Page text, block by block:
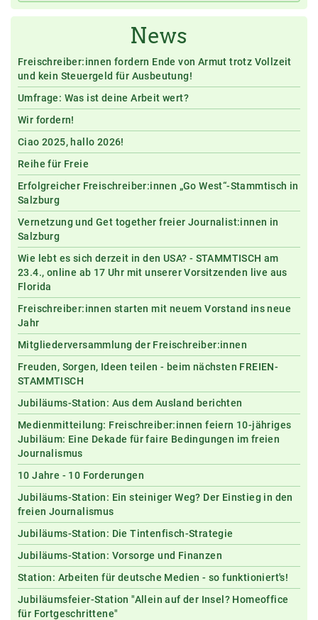
News
Freischreiber:innen fordern Ende von Armut trotz Vollzeit
und kein Steuergeld für Ausbeutung!
Umfrage: Was ist deine Arbeit wert?
Wir fordern!
Ciao 2025, hallo 2026!
Reihe für Freie
Erfolgreicher Freischreiber:innen „Go West“-Stammtisch in
Salzburg
Vernetzung und Get together freier Journalist:innen in
Salzburg
Wie lebt es sich derzeit in den USA? - STAMMTISCH am
23.4., online ab 17 Uhr mit unserer Vorsitzenden live aus
Florida
Freischreiber:innen starten mit neuem Vorstand ins neue
Jahr
Mitgliederversammlung der Freischreiber:innen
Freuden, Sorgen, Ideen teilen - beim nächsten FREIEN-
STAMMTISCH
Jubiläums-Station: Aus dem Ausland berichten
Medienmitteilung: Freischreiber:innen feiern 10-jähriges
Jubiläum: Eine Dekade für faire Bedingungen im freien
Journalismus
10 Jahre - 10 Forderungen
Jubiläums-Station: Ein steiniger Weg? Der Einstieg in den
freien Journalismus
Jubiläums-Station: Die Tintenfisch-Strategie
Jubiläums-Station: Vorsorge und Finanzen
Station: Arbeiten für deutsche Medien - so funktioniert's!
Jubiläumsfeier-Station "Allein auf der Insel? Homeoffice
für Fortgeschrittene"